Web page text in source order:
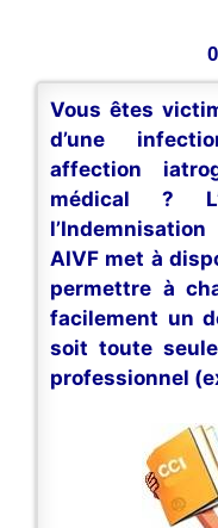
Vous êtes
d’une
affection
médical ?
AIVF met à
permettre à
facilement un
soit toute
professionnel